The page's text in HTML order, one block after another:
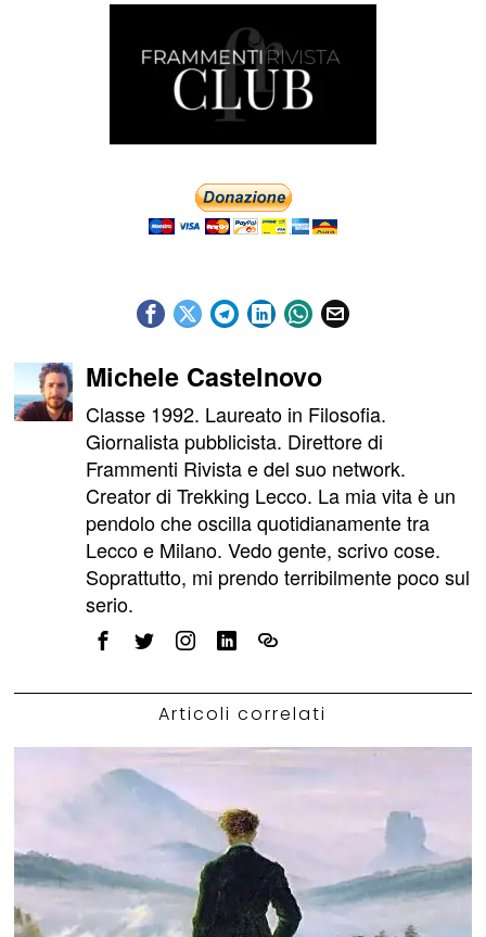
Michele Castelnovo
Classe 1992. Laureato in Filosofia.
Giornalista pubblicista. Direttore di
Frammenti Rivista e del suo network.
Creator di Trekking Lecco. La mia vita è un
pendolo che oscilla quotidianamente tra
Lecco e Milano. Vedo gente, scrivo cose.
Soprattutto, mi prendo terribilmente poco sul
serio.
Articoli correlati